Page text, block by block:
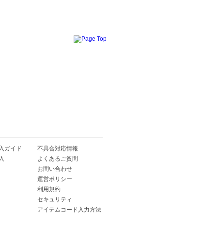
ガイド
不具合対応情報
よくあるご質問
お問い合わせ
運営ポリシー
利用規約
セキュリティ
アイテムコード入力方法